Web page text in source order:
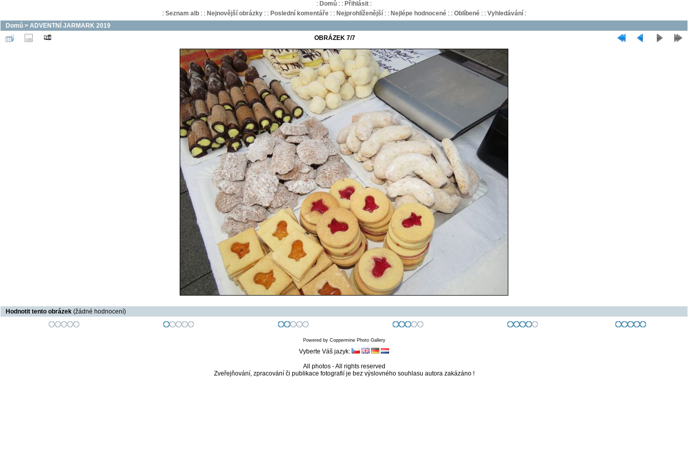
: Domů : : Přihlásit :
: Seznam alb: : Nejnovější obrázky: : Poslední komentáře: : Nejprohlíženější: : Nejlépe hodnocené: : Oblíbené: : Vyhledávání:
Domů > ADVENTNÍ JARMARK 2019
OBRÁZEK 7/7
Hodnotit tento obrázek (žádné hodnocení)
Powered by Coppermine Photo Gallery
Vyberte Váš jazyk:
All photos - All rights reserved
Zveřejňování, zpracování či publikace fotografií je bez výslovného souhlasu autora zakázáno !